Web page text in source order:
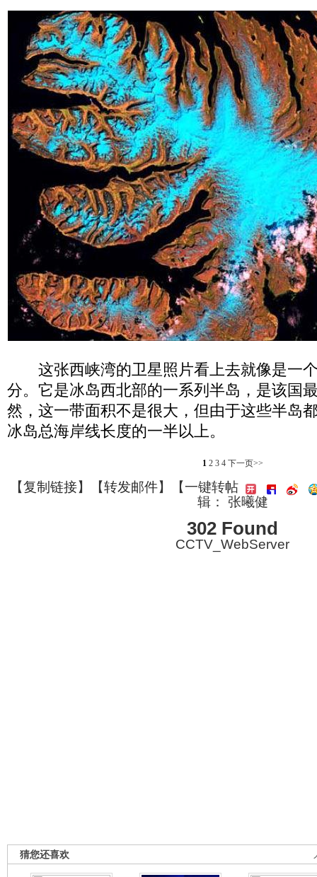
这张西峡湾的卫星照片看上去就像是一
分。它是冰岛西北部的一系列半岛，是该国
然，这一带面积不是很大，但由于这些半岛
冰岛总海岸线长度的一半以上。
1 2 3 4 下一页>>
【复制链接】【转发邮件】
【一键转帖
辑： 张曦健
302 Found
CCTV_WebServer
猜您还喜欢